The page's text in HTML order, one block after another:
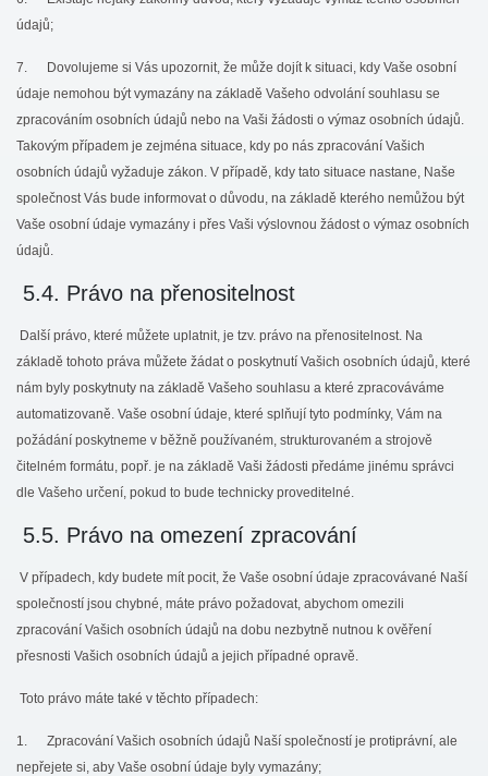
údajů;
7. Dovolujeme si Vás upozornit, že může dojít k situaci, kdy Vaše osobní
údaje nemohou být vymazány na základě Vašeho odvolání souhlasu se
zpracováním osobních údajů nebo na Vaši žádosti o výmaz osobních údajů.
Takovým případem je zejména situace, kdy po nás zpracování Vašich
osobních údajů vyžaduje zákon. V případě, kdy tato situace nastane, Naše
společnost Vás bude informovat o důvodu, na základě kterého nemůžou být
Vaše osobní údaje vymazány i přes Vaši výslovnou žádost o výmaz osobních
údajů.
5.4. Právo na přenositelnost
Další právo, které můžete uplatnit, je tzv. právo na přenositelnost. Na
základě tohoto práva můžete žádat o poskytnutí Vašich osobních údajů, které
nám byly poskytnuty na základě Vašeho souhlasu a které zpracováváme
automatizovaně. Vaše osobní údaje, které splňují tyto podmínky, Vám na
požádání poskytneme v běžně používaném, strukturovaném a strojově
čitelném formátu, popř. je na základě Vaši žádosti předáme jinému správci
dle Vašeho určení, pokud to bude technicky proveditelné.
5.5. Právo na omezení zpracování
V případech, kdy budete mít pocit, že Vaše osobní údaje zpracovávané Naší
společností jsou chybné, máte právo požadovat, abychom omezili
zpracování Vašich osobních údajů na dobu nezbytně nutnou k ověření
přesnosti Vašich osobních údajů a jejich případné opravě.
Toto právo máte také v těchto případech:
1. Zpracování Vašich osobních údajů Naší společností je protiprávní, ale
nepřejete si, aby Vaše osobní údaje byly vymazány;